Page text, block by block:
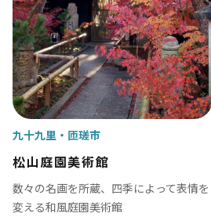
松山庭園美術館
数々の名画を所蔵、四季によって表情を
変える和風庭園美術館
九十九里 匝瑳市